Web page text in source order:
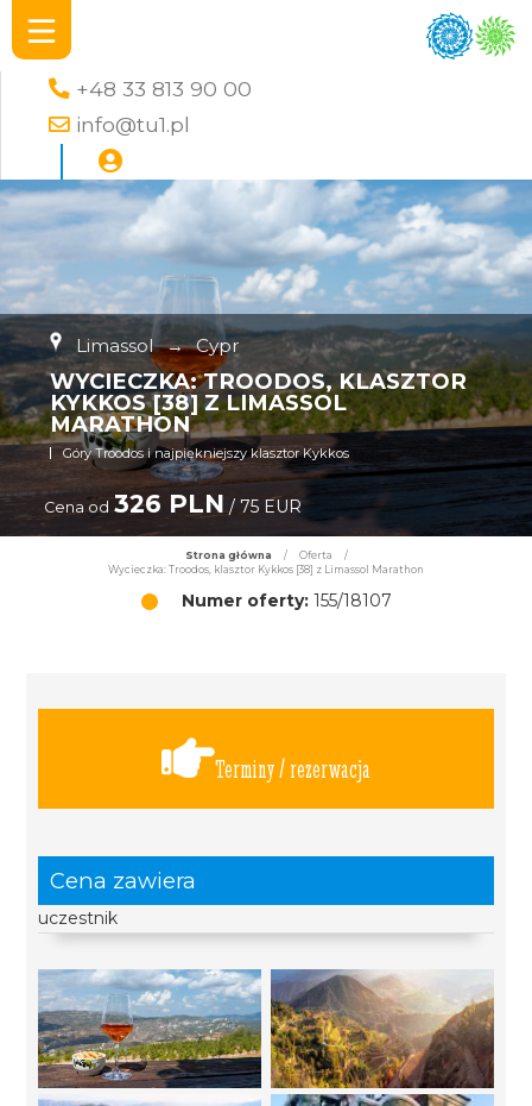
+48 33 813 90 00
info@tu1.pl
Limassol → Cypr
WYCIECZKA: TROODOS, KLASZTOR
KYKKOS [38] Z LIMASSOL
MARATHON
Góry Troodos i najpiękniejszy klasztor Kykkos
Cena od 326 PLN / 75 EUR
Strona główna / Oferta
/
Wycieczka: Troodos, klasztor Kykkos [38] z Limassol Marathon
Numer oferty:155/18107
Terminy / rezerwacja
Cena zawiera
uczestnik